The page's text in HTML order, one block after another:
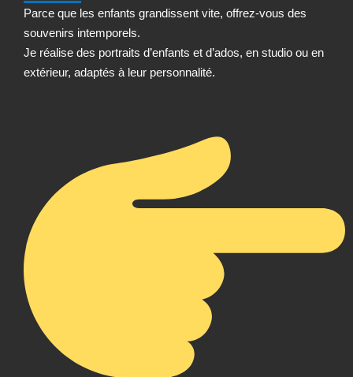
Parce que les enfants grandissent vite, offrez-vous des
souvenirs intemporels.
Je réalise des portraits d’enfants et d’ados, en studio ou en
extérieur, adaptés à leur personnalité.